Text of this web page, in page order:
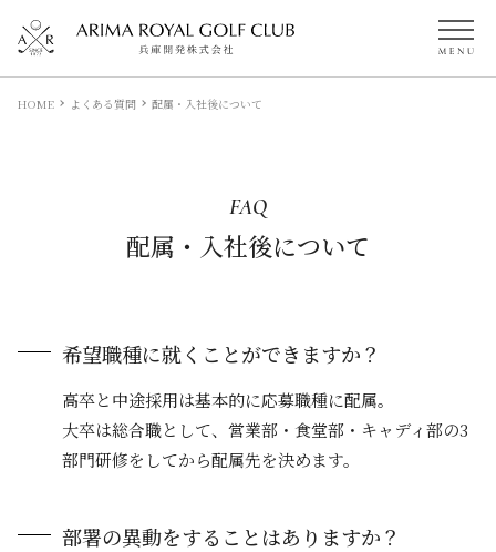
HOME よくある質問 配属・入社後について
FAQ
配属・入社後について
希望職種に就くことができますか？
高卒と中途採用は基本的に応募職種に配属。
大卒は総合職として、営業部・食堂部・キャディ部の3
部門研修をしてから配属先を決めます。
部署の異動をすることはありますか？